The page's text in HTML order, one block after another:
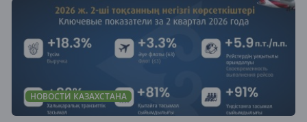
НОВОСТИ КАЗАХСТАНА